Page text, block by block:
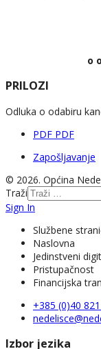
o
PRILOZI
Odluka o odabiru
PDF PDF
Zapošljavanje
© 2026. Općina
Traži
Sign In
Službene
Naslovna
Jedinstveni
Pristupačnost
Financijska
+385 (0)40
Izbor jezika